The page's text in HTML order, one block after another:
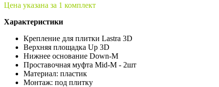
Цена указана за 1 комплект
Характеристики
Крепление для плитки Lastra 3D
Верхняя площадка Up 3D
Нижнее основание Down-M
Проставочная муфта Mid-M - 2шт
Материал: пластик
Монтаж: под плитку